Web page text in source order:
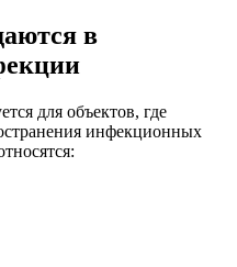
в
для объектов, где
инфекционных